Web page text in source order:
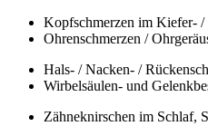
Kopfschmerzen im Kiefer- /
Ohrenschmerzen /
Hals- / Nacken- /
Wirbelsäulen- und
Zähneknirschen im Schlaf,